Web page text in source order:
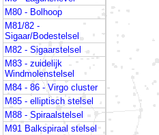
M80 - Bolhoop
M81/82 -
Sigaar/Bodestelsel
M82 - Sigaarstelsel
M83 - zuidelijk
Windmolenstelsel
M84 - 86 - Virgo cluster
M85 - elliptisch stelsel
M88 - Spiraalstelsel
M91 Balkspiraal stelsel